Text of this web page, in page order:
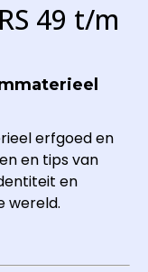
49 t/m
erfgoed en
en tips van
en
wereld.